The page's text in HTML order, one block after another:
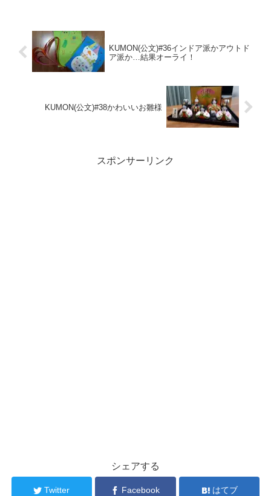
KUMON(公文)#36インドア派かアウトド
ア派か…結果オーライ！
KUMON(公文)#38かわいいお雛様
スポンサーリンク
シェアする
Twitter Facebook はてブ